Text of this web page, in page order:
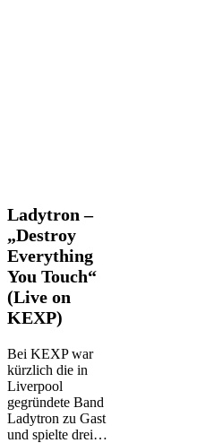
Ladytron
„Destroy
Everything
You
Touch“
(Live
on
Ladytron –
„Destroy
Everything
You Touch“
(Live on
KEXP)
Bei KEXP war
kürzlich die in
Liverpool
gegründete Band
Ladytron zu Gast
und spielte drei…